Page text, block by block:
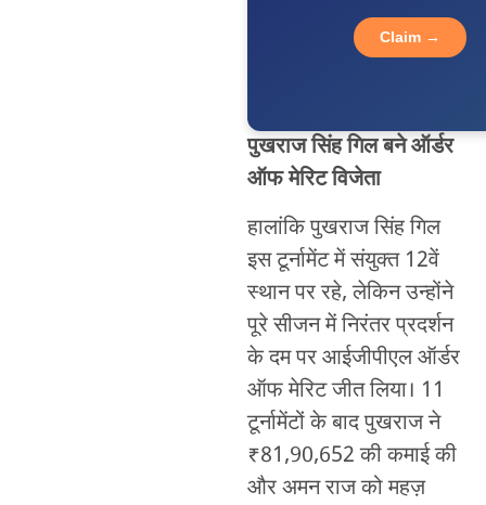
Claim →
पुखराज सिंह गिल बने ऑर्डर
ऑफ मेरिट विजेता
हालांकि पुखराज सिंह गिल
इस टूर्नामेंट में संयुक्त 12वें
स्थान पर रहे, लेकिन उन्होंने
पूरे सीजन में निरंतर प्रदर्शन
के दम पर आईजीपीएल ऑर्डर
ऑफ मेरिट जीत लिया। 11
टूर्नामेंटों के बाद पुखराज ने
₹81,90,652 की कमाई की
और अमन राज को महज़